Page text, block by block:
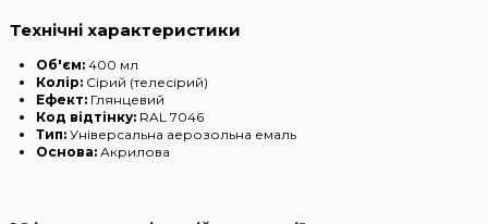
Технічні характеристики
Об'єм: 400 мл
Колір: Сірий (телесірий)
Ефект: Глянцевий
Код відтінку: RAL 7046
Тип: Універсальна аерозольна емаль
Основа: Акрилова